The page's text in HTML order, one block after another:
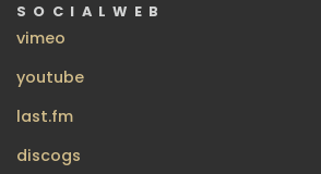
SOCIALWEB
vimeo
youtube
last.fm
discogs